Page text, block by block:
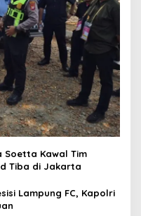
Kawal Tim
Tiba di Jakarta
Lampung FC, Kapolri